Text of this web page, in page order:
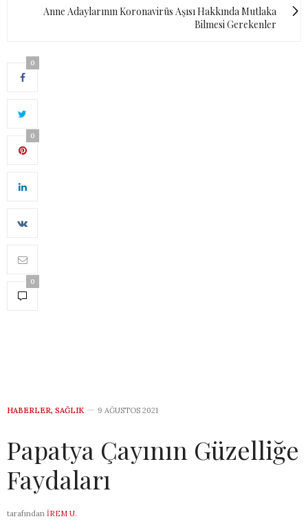
Anne Adaylarının Koronavirüs Aşısı Hakkında Mutlaka
Bilmesi Gerekenler
0
0
0
HABERLER, SAĞLIK 9 AĞUSTOS 2021
Papatya Çayının Güzelliğe
Faydaları
tarafından İREM U.